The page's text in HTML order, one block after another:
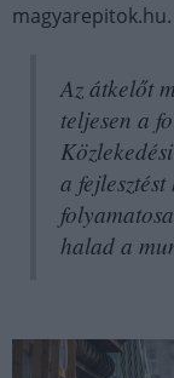
magyarepitok.hu.
Az átkelőt
teljesen a
a
halad a